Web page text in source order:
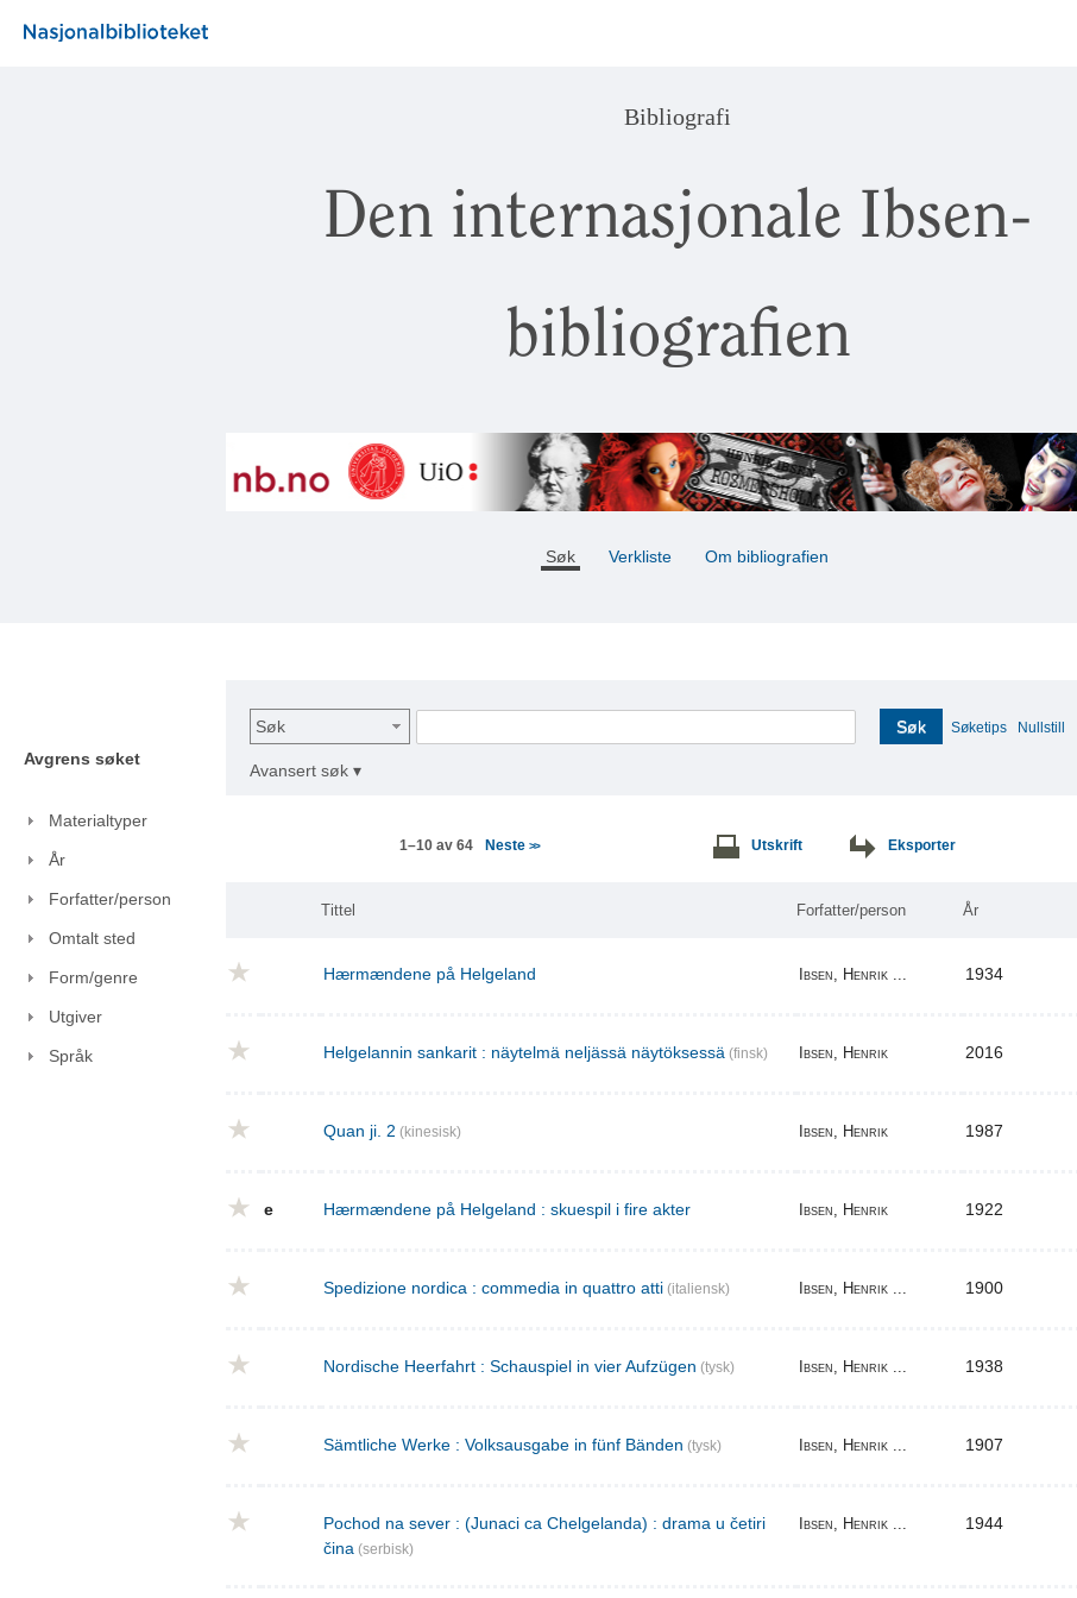
Bibliografi
Den internasjonale Ibsen-
bibliografien
Søk Verkliste Om bibliografien
Avgrens søket
Materialtyper
År
Forfatter/person
Omtalt sted
Form/genre
Utgiver
Språk
Søk Søk Søketips Nullstill
Avansert søk ▾
1–10 av 64 Neste>> Utskrift Eksporter
Tittel Forfatter/person År
Hærmændene på Helgeland Ibsen, Henrik ... 1934
Helgelannin sankarit : näytelmä neljässä näytöksessä (finsk) Ibsen, Henrik 2016
Quan ji. 2 (kinesisk) Ibsen, Henrik 1987
e Hærmændene på Helgeland : skuespil i fire akter Ibsen, Henrik 1922
Spedizione nordica : commedia in quattro atti (italiensk) Ibsen, Henrik ... 1900
Nordische Heerfahrt : Schauspiel in vier Aufzügen (tysk) Ibsen, Henrik ... 1938
Sämtliche Werke : Volksausgabe in fünf Bänden (tysk) Ibsen, Henrik ... 1907
Pochod na sever : (Junaci ca Chelgelanda) : drama u četiri
čina (serbisk)
Ibsen, Henrik ... 1944